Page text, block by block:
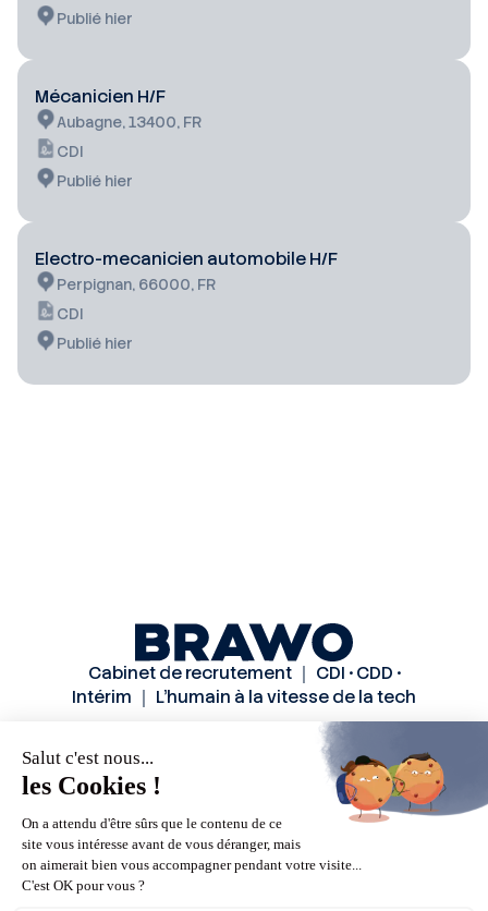
Publié hier
Mécanicien H/F
Aubagne, 13400, FR
CDI
Publié hier
Electro-mecanicien automobile H/F
Perpignan, 66000, FR
CDI
Publié hier
Cabinet de recrutement ｜ CDI • CDD •
Intérim ｜ L’humain à la vitesse de la tech
Méthode
Candidats